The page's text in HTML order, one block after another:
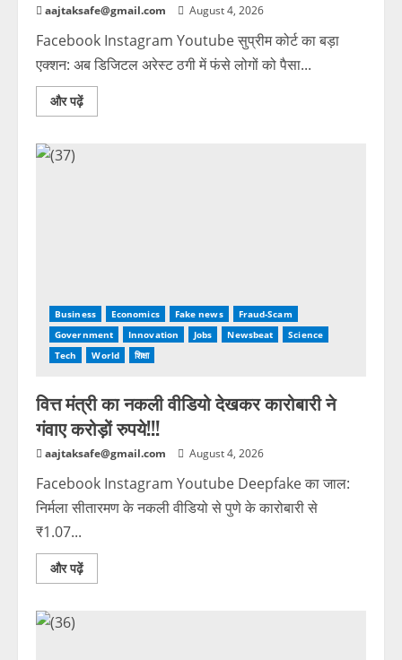
aajtaksafe@gmail.com August 4, 2026
Facebook Instagram Youtube सुप्रीम कोर्ट का बड़ा
एक्शन: अब डिजिटल अरेस्ट ठगी में फंसे लोगों को पैसा...
और पढ़ें
Business Economics Fake news
Fraud-Scam
Government
Innovation Jobs Newsbeat
Science
Tech
World शिक्षा
वित्त मंत्री का नकली वीडियो देखकर कारोबारी ने
गंवाए करोड़ों रुपये!!!
aajtaksafe@gmail.com August 4, 2026
Facebook Instagram Youtube Deepfake का जाल:
निर्मला सीतारमण के नकली वीडियो से पुणे के कारोबारी से
₹1.07...
और पढ़ें